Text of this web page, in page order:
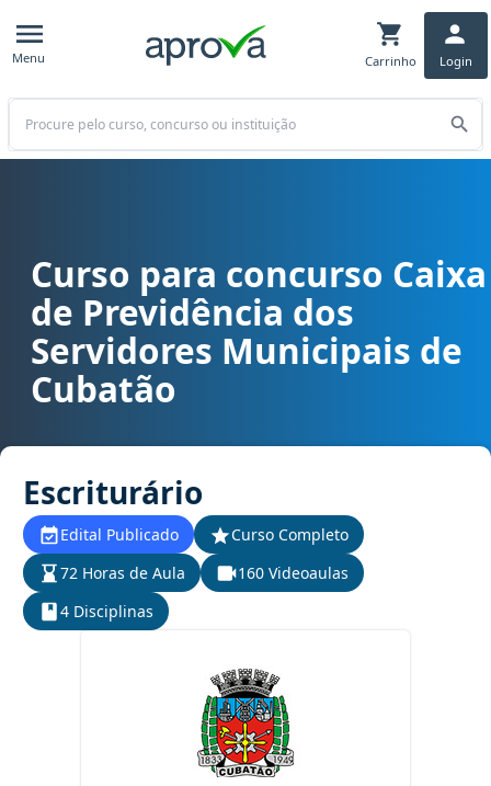
Menu Carrinho Login
Buscar
Curso para concurso Caixa de Previdência dos Servidores
Curso para concurso Caixa
de Previdência dos
Servidores Municipais de
Cubatão
Escriturário
Edital Publicado
Curso Completo
72 Horas de Aula
160 Videoaulas
4 Disciplinas